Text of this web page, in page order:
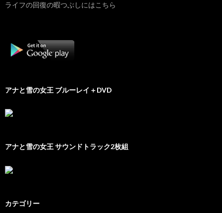
ライフの回復の暇つぶしにはこちら
アナと雪の女王 ブルーレイ＋DVD
アナと雪の女王 サウンドトラック2枚組
カテゴリー